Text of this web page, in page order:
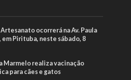
ocorrerá na Av. Paula
em Pirituba, neste sábado, 8
Marmelo realiza vacinação
para cães e gatos